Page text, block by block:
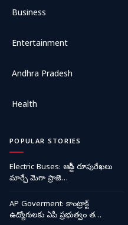
Business
Entertainment
Andhra Pradesh
Health
POPULAR STORIES
Electric Buses: ఆర్టీసీ రూపురేఖలు
మార్చే మెగా ప్రాజె…
AP Goverment: కాంట్రాక్ట్
ఉద్యోగులకు ఏపీ ప్రభుత్వం త…